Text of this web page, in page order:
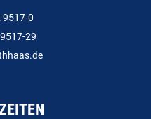
9517-0
29